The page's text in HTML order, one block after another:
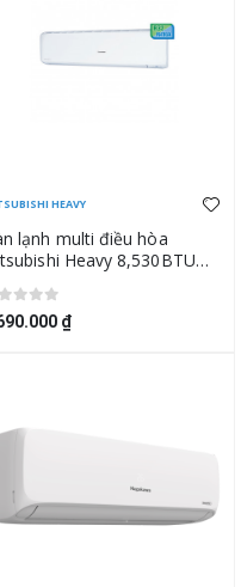
HEAVY
lạnh multi điều hòa
Heavy 8,530BTU
₫